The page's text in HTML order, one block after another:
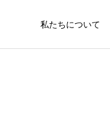
私たちについて